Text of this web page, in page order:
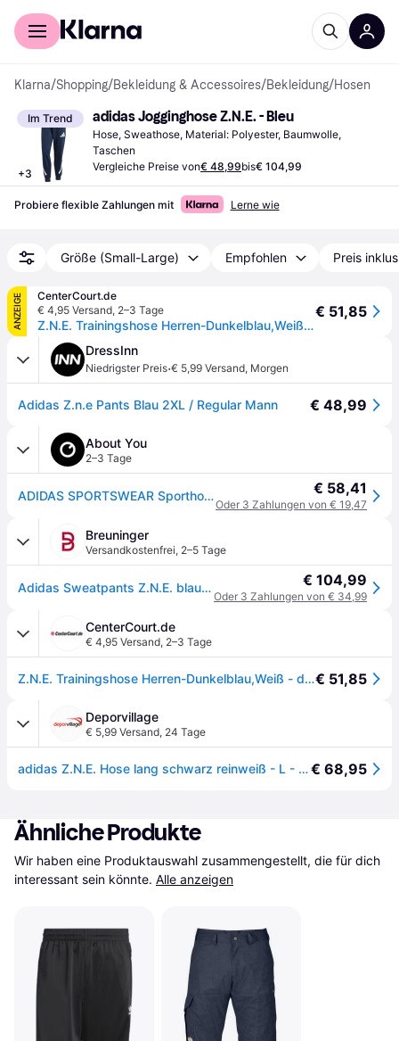
Für Shopper
Klarna/Shopping/Bekleidung & Accessoires/Bekleidung/Hosen
Im Trend
+3
adidas Jogginghose Z.N.E. - Bleu
Hose, Sweathose, Material: Polyester, Baumwolle,
Taschen
Vergleiche Preise von€ 48,99bis€ 104,99
Probiere flexible Zahlungen mit Lerne wie
Größe (Small-Large) Empfohlen Preis
ANZEIGE
CenterCourt.de
€ 4,95 Versand, 2–3 Tage
Z.N.E. Trainingshose Herren-Dunkelblau,Weiß - dunkelblau - XL
€ 51,85
DressInn
Niedrigster Preis·€ 5,99 Versand, Morgen
Adidas Z.n.e Pants Blau 2XL / Regular Mann € 48,99
About You
2–3 Tage
ADIDAS SPORTSWEAR Sporthose 'Z.N.E.' dunkelblau / weiß € 58,41
Oder 3 Zahlungen von € 19,47
Breuninger
Versandkostenfrei, 2–5 Tage
Adidas Sweatpants Z.N.E. blau - DUNKELBLAU - 48,50,52,54,56 € 104,99
Oder 3 Zahlungen von € 34,99
CenterCourt.de
€ 4,95 Versand, 2–3 Tage
Z.N.E. Trainingshose Herren-Dunkelblau,Weiß - dunkelblau - M€ 51,85
Deporvillage
€ 5,99 Versand, 24 Tage
adidas Z.N.E. Hose lang schwarz reinweiß - L - Black€ 68,95
Ähnliche Produkte
Wir haben eine Produktauswahl zusammengestellt, die für dich
interessant sein könnte. Alle anzeigen